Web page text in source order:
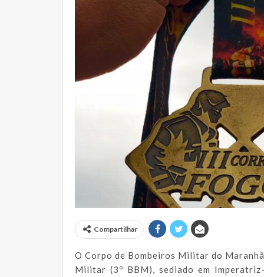
Compartilhar
O Corpo de Bombeiros Militar do
Militar (3º BBM), sediado em